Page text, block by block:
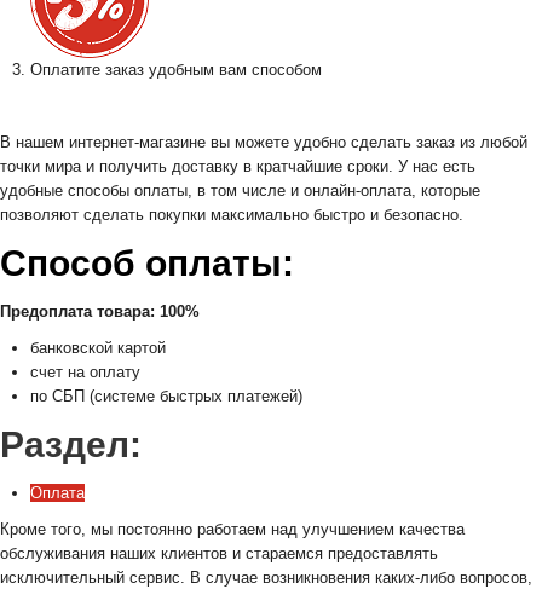
Оплатите заказ удобным вам способом
В нашем интернет-магазине вы можете удобно сделать заказ из любой
точки мира и получить доставку в кратчайшие сроки. У нас есть
удобные способы оплаты, в том числе и онлайн-оплата, которые
позволяют сделать покупки максимально быстро и безопасно.
Способ оплаты:
Предоплата товара: 100%
банковской картой
счет на оплату
по СБП (системе быстрых платежей)
Раздел:
Оплата
Кроме того, мы постоянно работаем над улучшением качества
обслуживания наших клиентов и стараемся предоставлять
исключительный сервис. В случае возникновения каких-либо вопросов,